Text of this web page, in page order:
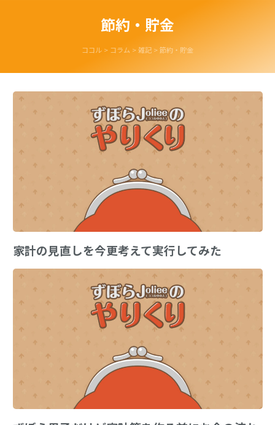
節約・貯金
ココル > コラム >雑記 >節約・貯金
家計の見直しを今更考えて実行してみた